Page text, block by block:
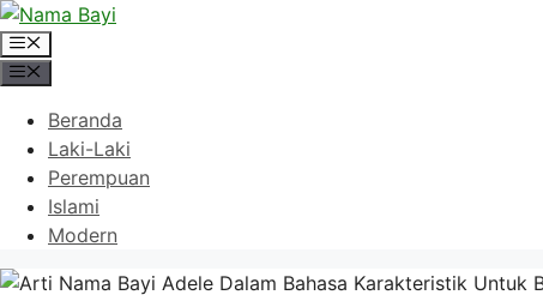
Langsung
ke
isi
Menu
Beranda
Laki-Laki
Perempuan
Islami
Modern